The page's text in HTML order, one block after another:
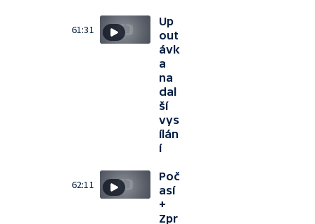
61:31
Up
out
ávk
a
na
dal
ší
vys
ílán
í
62:11
Poč
así
+
Zpr